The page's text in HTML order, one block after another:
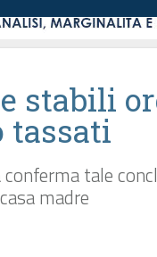
stabili
tassati
tale
madre